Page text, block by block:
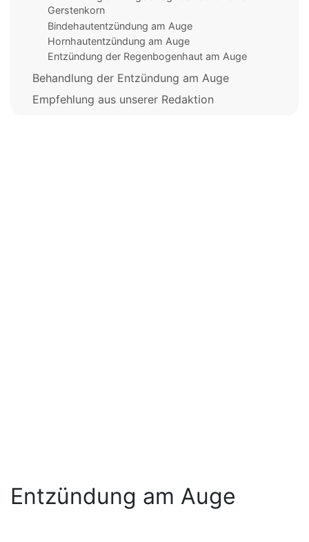
Gerstenkorn
Bindehautentzündung am Auge
Hornhautentzündung am Auge
Entzündung der Regenbogenhaut am Auge
Behandlung der Entzündung am Auge
Empfehlung aus unserer Redaktion
Entzündung am Auge